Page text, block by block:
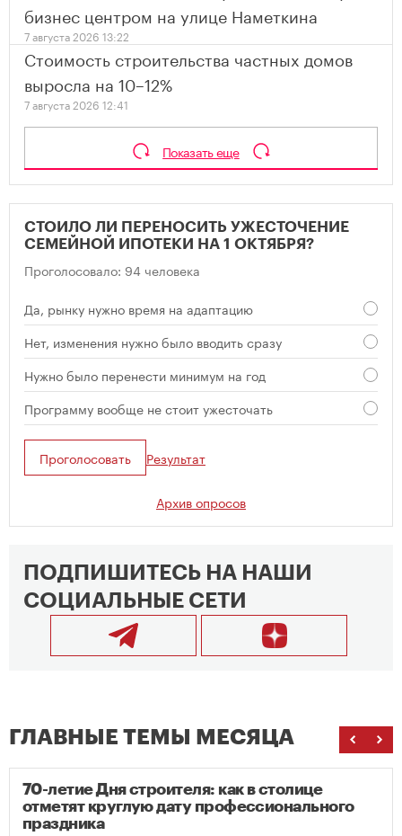
бизнес центром на улице Наметкина
7 августа 2026 13:22
Стоимость строительства частных домов
выросла на 10–12%
7 августа 2026 12:41
Показать еще
СТОИЛО ЛИ ПЕРЕНОСИТЬ УЖЕСТОЧЕНИЕ
СЕМЕЙНОЙ ИПОТЕКИ НА 1 ОКТЯБРЯ?
Проголосовало: 94 человека
Да, рынку нужно время на адаптацию
Нет, изменения нужно было вводить сразу
Нужно было перенести минимум на год
Программу вообще не стоит ужесточать
Проголосовать Результат
Архив опросов
ПОДПИШИТЕСЬ НА НАШИ
СОЦИАЛЬНЫЕ СЕТИ
ГЛАВНЫЕ ТЕМЫ МЕСЯЦА
70-летие Дня строителя: как в столице
отметят круглую дату профессионального
праздника